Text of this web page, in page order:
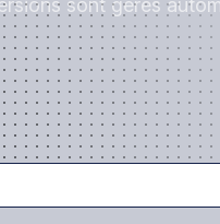
sont gérés